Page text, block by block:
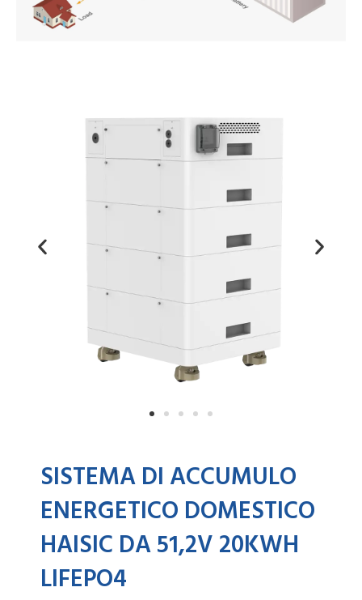
SISTEMA DI ACCUMULO
ENERGETICO DOMESTICO
HAISIC DA 51,2V 20KWH
LIFEPO4